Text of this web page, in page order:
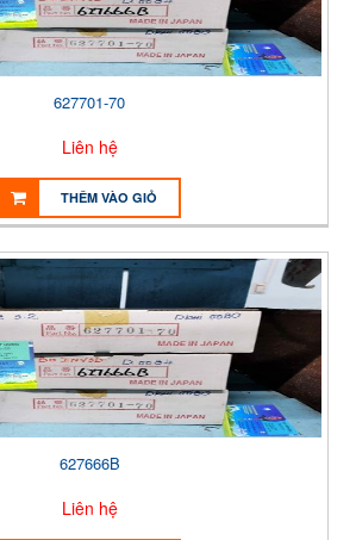
627701-70
Liên hệ
THÊM VÀO GIỎ
627666B
Liên hệ